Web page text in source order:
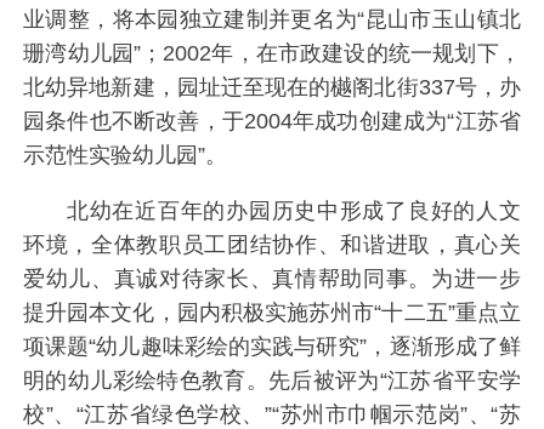
业调整，将本园独立建制并更名为“昆山市玉山镇北
珊湾幼儿园”；2002年，在市政建设的统一规划下，
北幼异地新建，园址迁至现在的樾阁北街337号，办
园条件也不断改善，于2004年成功创建成为“江苏省
示范性实验幼儿园”。
北幼在近百年的办园历史中形成了良好的人文
环境，全体教职员工团结协作、和谐进取，真心关
爱幼儿、真诚对待家长、真情帮助同事。为进一步
提升园本文化，园内积极实施苏州市“十二五”重点立
项课题“幼儿趣味彩绘的实践与研究”，逐渐形成了鲜
明的幼儿彩绘特色教育。先后被评为“江苏省平安学
校”、“江苏省绿色学校、”“苏州市巾帼示范岗”、“苏